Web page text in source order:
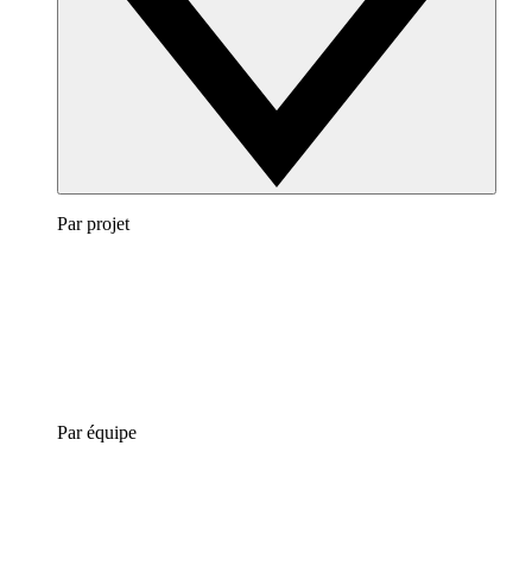
Par projet
Par équipe